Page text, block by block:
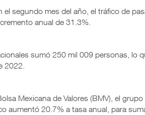
el segundo mes del año, el tráfico de
anual de 31.3%.
sumó 250 mil 009 personas, lo
2022.
Mexicana de Valores (BMV), el
aumentó 20.7% a tasa anual, para